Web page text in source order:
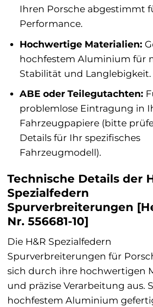
Ihren Porsche abgestimmt
Performance.
Hochwertige Materialien:
hochfestem Aluminium für
Stabilität und Langlebigkeit.
ABE oder Teilegutachten:
problemlose Eintragung in
Fahrzeugpapiere (bitte
Details für Ihr spezifisches
Fahrzeugmodell).
Technische Details der
Spezialfedern
Spurverbreiterungen
Nr. 556681-10]
Die H&R Spezialfedern
Spurverbreiterungen für
sich durch ihre hochwertigen
und präzise Verarbeitung aus.
hochfestem Aluminium